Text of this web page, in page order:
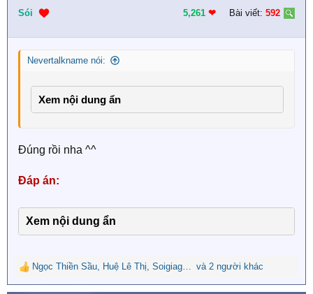
i
n
s
Sói 5,261 ❤︎ Bài viết: 592
Nevertalkname nói:
Xem nội dung ẩn
Đúng rồi nha ^^
Đáp án:
Xem nội dung ẩn
R
e
Ngọc Thiền Sầu, Huệ Lê Thị, Soigiagianac và 2 người khác